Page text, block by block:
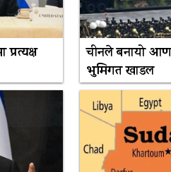
चीनले बनायो
भुमिगत खाडल